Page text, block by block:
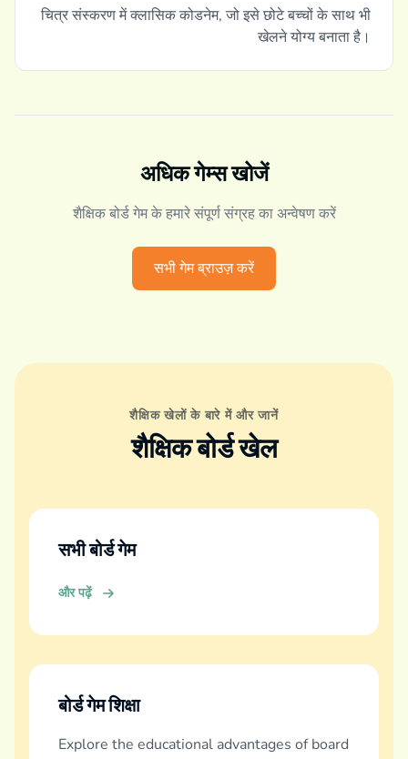
चित्र संस्करण में क्लासिक कोडनेम, जो इसे छोटे बच्चों के साथ भी
खेलने योग्य बनाता है।
अधिक गेम्स खोजें
शैक्षिक बोर्ड गेम के हमारे संपूर्ण संग्रह का अन्वेषण करें
सभी गेम ब्राउज़ करें
शैक्षिक खेलों के बारे में और जानें
शैक्षिक बोर्ड खेल
सभी बोर्ड गेम
और पढ़ें
बोर्ड गेम शिक्षा
Explore the educational advantages of board